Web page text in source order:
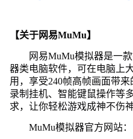
【关于网易MuMu】
网易MuMu模拟器是一
器类电脑软件，可在电脑上
用，享受240帧高帧画面带
录制挂机、智能键鼠操作等
求，让你轻松游戏成神不伤神
MuMu模拟器官方网站：